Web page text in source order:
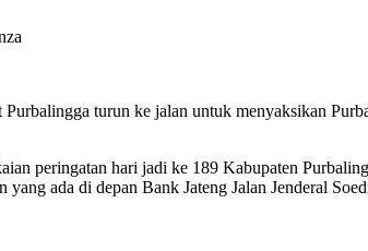
Purbalingga turun ke jalan untuk menyaksikan
peringatan hari jadi ke 189 Kabupaten
ada di depan Bank Jateng Jalan Jenderal